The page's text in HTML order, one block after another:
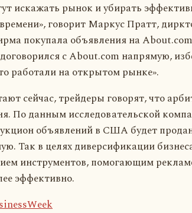
искажать рынок и убирать
говорит Маркус Пратт,
покупала объявления на
с About.com напрямую,
работали на открытом рынке».
сейчас, трейдеры говорят, что
По данным исследовательской
объявлений в США будет
Так в целях диверсификации
инструментов, помогающим
эффективно.